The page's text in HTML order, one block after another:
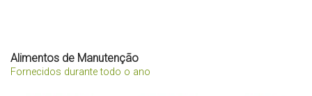
Alimentos de Manutenção
Fornecidos durante todo o ano